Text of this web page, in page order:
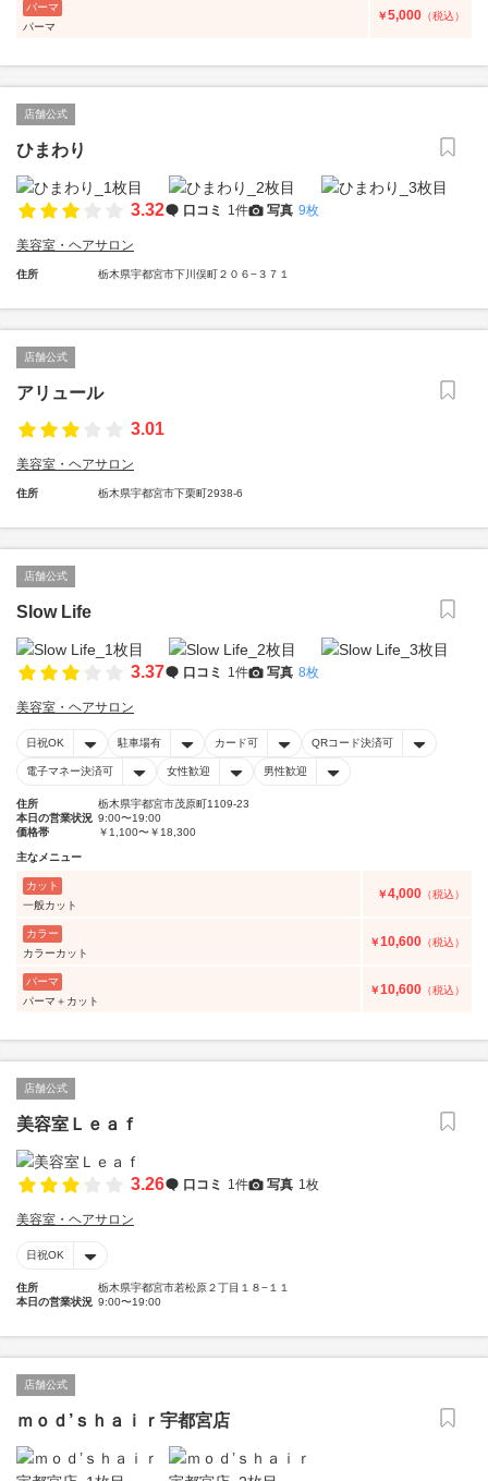
パーマ
パーマ
￥5,000 （税込）
店舗公式
ひまわり
3.32 口コミ 1件 写真 9枚
美容室・ヘアサロン
住所 栃木県宇都宮市下川俣町２０６−３７１
店舗公式
アリュール
3.01
美容室・ヘアサロン
住所 栃木県宇都宮市下栗町2938-6
店舗公式
Slow Life
3.37 口コミ 1件 写真 8枚
美容室・ヘアサロン
日祝OK 駐車場有 カード可 QRコード決済可
電子マネー決済可 女性歓迎 男性歓迎
住所
栃木県宇都宮市茂原町1109-23
本日の営業状況 9:00〜19:00
価格帯
￥1,100〜￥18,300
主なメニュー
カット
一般カット
￥4,000 （税込）
カラー
カラーカット
￥10,600 （税込）
パーマ
パーマ＋カット
￥10,600 （税込）
店舗公式
美容室Ｌｅａｆ
3.26 口コミ 1件 写真 1枚
美容室・ヘアサロン
日祝OK
住所
栃木県宇都宮市若松原２丁目１８−１１
本日の営業状況 9:00〜19:00
店舗公式
ｍｏｄ’ｓｈａｉｒ宇都宮店